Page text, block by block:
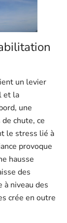
un levier
et la
une
chute, ce
le stress lié à
provoque
hausse
des
à niveau des
crée en outre